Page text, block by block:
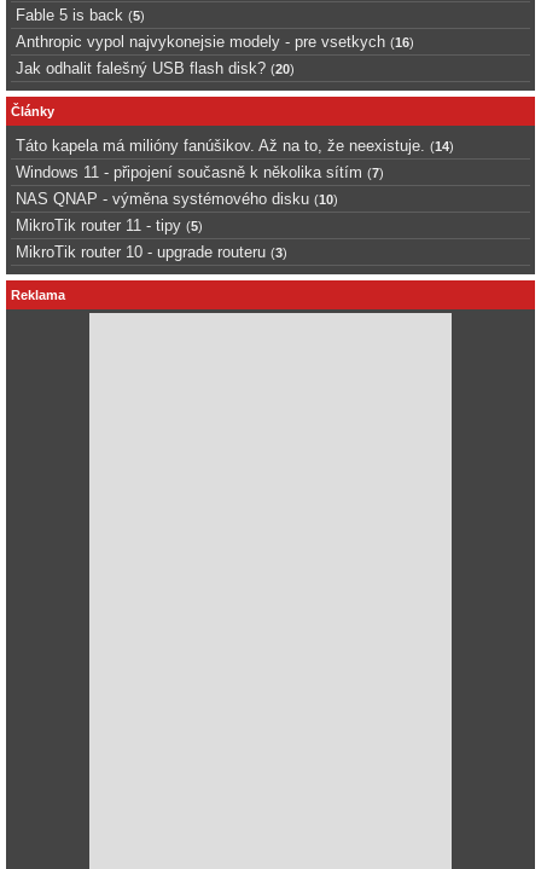
Fable 5 is back (5)
Anthropic vypol najvykonejsie modely - pre vsetkych (16)
Jak odhalit falešný USB flash disk? (20)
Články
Táto kapela má milióny fanúšikov. Až na to, že neexistuje. (14)
Windows 11 - připojení současně k několika sítím (7)
NAS QNAP - výměna systémového disku (10)
MikroTik router 11 - tipy (5)
MikroTik router 10 - upgrade routeru (3)
Reklama